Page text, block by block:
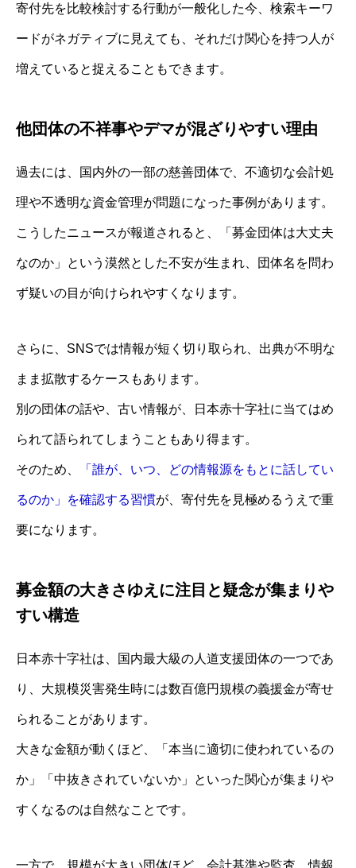
寄付先を比較検討する行動が一般化した今、検索キーワ
ードがネガティブに見えても、それだけ関心を持つ人が
増えていると捉えることもできます。
他団体の不祥事やデマが混ざりやすい理由
過去には、国内外の一部の慈善団体で、不適切な会計処
理や不透明な資金管理が問題になった事例があります。
こうしたニュースが報道されると、「募金団体は大丈夫
なのか」という漠然とした不安が生まれ、団体名を問わ
ず疑いの目が向けられやすくなります。
さらに、SNSでは情報が短く切り取られ、出典が不明な
まま拡散するケースもあります。
別の団体の話や、古い情報が、日本赤十字社に当てはめ
られて語られてしまうこともあり得ます。
そのため、 「誰が、いつ、どの情報源をもとに話してい
るのか」を確認する習慣が、寄付先を見極めるうえで重
要になります。
募金額の大きさゆえに注目と疑念が集まりや
すい構造
日本赤十字社は、国内最大級の人道支援団体の一つであ
り、大規模災害発生時には数百億円規模の義援金が寄せ
られることがあります。
大きな金額が動くほど、「本当に適切に使われているの
か」「中抜きされていないか」といった関心が集まりや
すくなるのは自然なことです。
一方で、規模が大きい団体ほど、会計基準や監査、情報